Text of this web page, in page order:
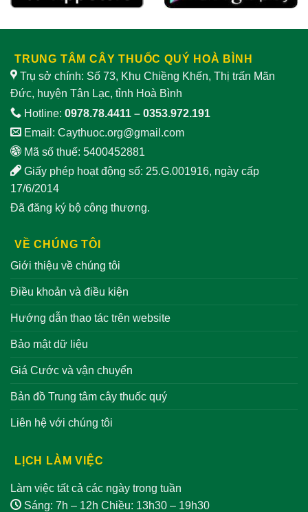
TRUNG TÂM CÂY THUỐC QUÝ HOÀ BÌNH
Trụ sở chính: Số 73, Khu Chiềng Khến, Thị trấn Mãn
Đức, huyện Tân Lạc, tỉnh Hoà Bình
Hotline: 0978.78.4411 – 0353.972.191
Email: Caythuoc.org@gmail.com
Mã số thuế: 5400452881
Giấy phép hoạt động số: 25.G.001916, ngày cấp
17/6/2014
Đã đăng ký bộ công thương.
VỀ CHÚNG TÔI
Giới thiệu về chúng tôi
Điều khoản và điều kiện
Hướng dẫn thao tác trên website
Bảo mật dữ liệu
Giá Cước và vận chuyển
Bản đồ Trung tâm cây thuốc quý
Liên hệ với chúng tôi
LỊCH LÀM VIỆC
Làm việc tất cả các ngày trong tuần
Sáng: 7h – 12h Chiều: 13h30 – 19h30